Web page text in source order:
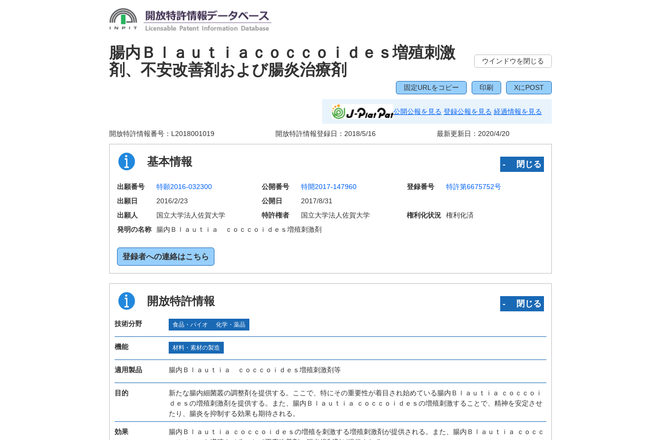
腸内Ｂｌａｕｔｉａｃｏｃｃｏｉｄｅｓ増殖刺激
剤、不安改善剤および腸炎治療剤
ウインドウを閉じる
固定URLをコピー 印刷 XにPOST
公開公報を見る 登録公報を見る 経過情報を見る
開放特許情報番号： L2018001019 開放特許情報登録日： 2018/5/16 最新更新日： 2020/4/20
基本情報 ‐ 閉じる
出願番号 特願2016-032300 公開番号 特開2017-147960 登録番号
特許第6675752号
出願日
2016/2/23 公開日
2017/8/31
出願人
国立大学法人佐賀大学 特許権者 国立大学法人佐賀大学 権利化状況
権利化済
発明の名称
腸内Ｂｌａｕｔｉａ ｃｏｃｃｏｉｄｅｓ増殖刺激剤
登録者への連絡はこちら
開放特許情報 ‐ 閉じる
技術分野 食品・バイオ 化学・薬品
機能 材料・素材の製造
適用製品 腸内Ｂｌａｕｔｉａ ｃｏｃｃｏｉｄｅｓ増殖刺激剤等
目的
新たな腸内細菌叢の調整剤を提供する。ここで、特にその重要性が着目され始めている腸内Ｂｌａｕｔｉａ ｃｏｃｃｏｉ
ｄｅｓの増殖刺激剤を提供する。また、腸内Ｂｌａｕｔｉａ ｃｏｃｃｏｉｄｅｓの増殖刺激することで、精神を安定させ
たり、腸炎を抑制する効果も期待される。
効果
腸内Ｂｌａｕｔｉａ ｃｏｃｃｏｉｄｅｓの増殖を刺激する増殖刺激剤が提供される。また、腸内Ｂｌａｕｔｉａ ｃｏｃｃ